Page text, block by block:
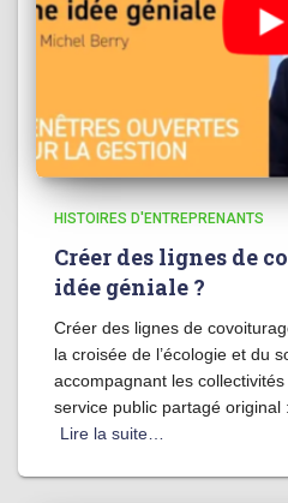
HISTOIRES D'ENTREPRENANTS
Créer des lignes de
idée géniale ?
Créer des lignes de
la croisée de l’écologie et du
accompagnant les collectivités
service public partagé original
Lire la suite…